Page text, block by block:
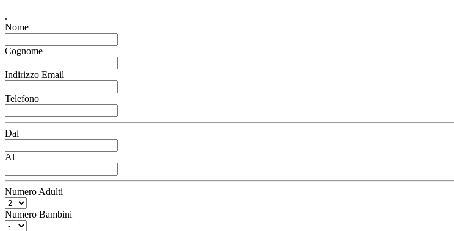
.
Nome
Cognome
Indirizzo Email
Telefono
Dal
Al
Numero Adulti
Numero Bambini